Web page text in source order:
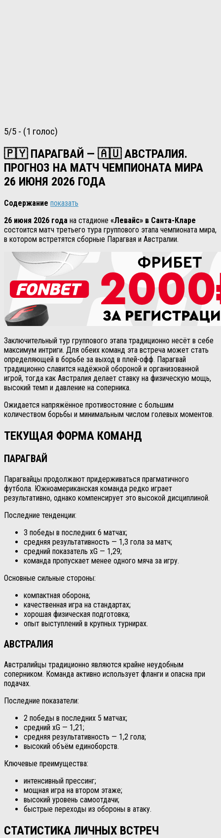
5/5 - (1 голос)
🇵🇾 ПАРАГВАЙ — 🇦🇺 АВСТРАЛИЯ.
ПРОГНОЗ НА МАТЧ ЧЕМПИОНАТА МИРА
26 ИЮНЯ 2026 ГОДА
Содержание показать
26 июня 2026 года на стадионе «Левайс» в Санта-Кларе
состоится матч третьего тура группового этапа чемпионата мира,
в котором встретятся сборные Парагвая и Австралии.
Заключительный тур группового этапа традиционно несёт в себе
максимум интриги. Для обеих команд эта встреча может стать
определяющей в борьбе за выход в плей-офф. Парагвай
традиционно славится надёжной обороной и организованной
игрой, тогда как Австралия делает ставку на физическую мощь,
высокий темп и давление на соперника.
Ожидается напряжённое противостояние с большим
количеством борьбы и минимальным числом голевых моментов.
ТЕКУЩАЯ ФОРМА КОМАНД
ПАРАГВАЙ
Парагвайцы продолжают придерживаться прагматичного
футбола. Южноамериканская команда редко играет
результативно, однако компенсирует это высокой дисциплиной.
Последние тенденции:
3 победы в последних 6 матчах;
средняя результативность — 1,3 гола за матч;
средний показатель xG — 1,29;
команда пропускает менее одного мяча за игру.
Основные сильные стороны:
компактная оборона;
качественная игра на стандартах;
хорошая физическая подготовка;
опыт выступлений в крупных турнирах.
АВСТРАЛИЯ
Австралийцы традиционно являются крайне неудобным
соперником. Команда активно использует фланги и опасна при
подачах.
Последние показатели:
2 победы в последних 5 матчах;
средний xG — 1,21;
средняя результативность — 1,2 гола;
высокий объём единоборств.
Ключевые преимущества:
интенсивный прессинг;
мощная игра на втором этаже;
высокий уровень самоотдачи;
быстрые переходы из обороны в атаку.
СТАТИСТИКА ЛИЧНЫХ ВСТРЕЧ